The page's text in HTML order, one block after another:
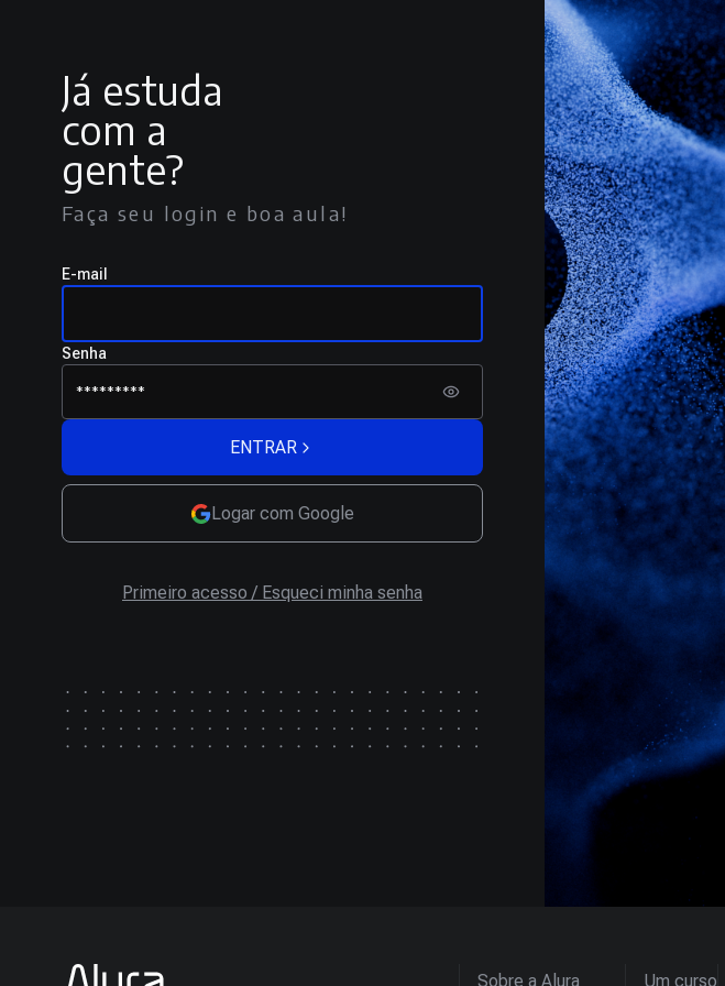
Já estuda
com a
gente?
Faça seu login e boa aula!
E-mail
Senha
ENTRAR
Logar com Google
Primeiro acesso / Esqueci minha senha
Sobre a Alura Um curso